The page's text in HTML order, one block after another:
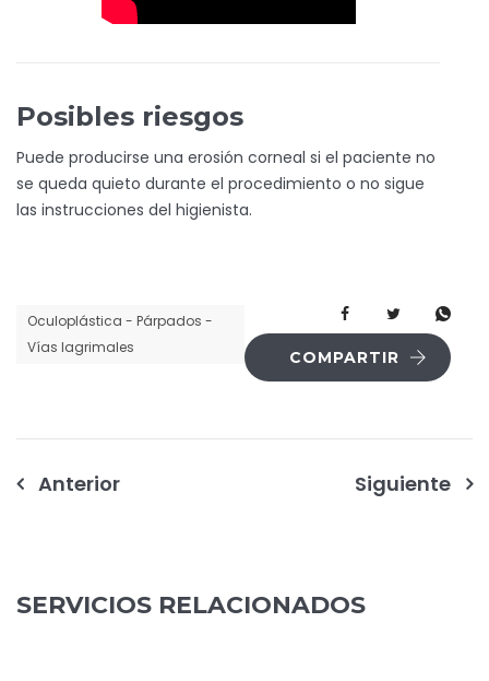
Posibles riesgos
Puede producirse una erosión corneal si el paciente no
se queda quieto durante el procedimiento o no sigue
las instrucciones del higienista.
Oculoplástica - Párpados -
Vías lagrimales
COMPARTIR
Navegación
Anterior Siguiente
SERVICIOS RELACIONADOS